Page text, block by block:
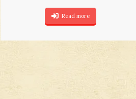
Read more